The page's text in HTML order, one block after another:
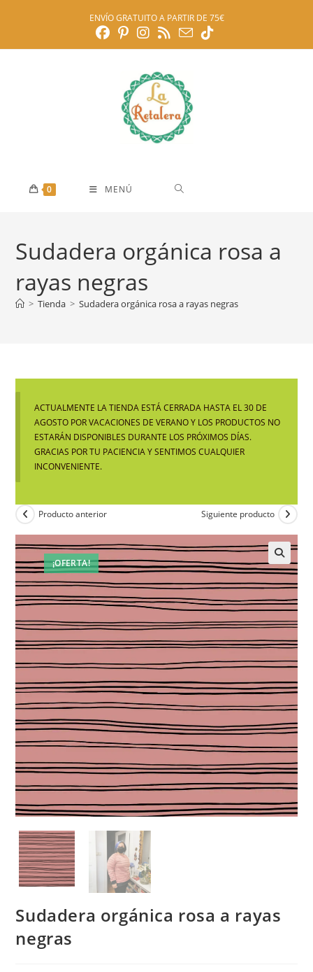
ENVÍO GRATUITO A PARTIR DE 75€
0 MENÚ
Sudadera orgánica rosa a
rayas negras
> Tienda > Sudadera orgánica rosa a rayas negras
ACTUALMENTE LA TIENDA ESTÁ CERRADA HASTA EL 30 DE
AGOSTO POR VACACIONES DE VERANO Y LOS PRODUCTOS NO
ESTARÁN DISPONIBLES DURANTE LOS PRÓXIMOS DÍAS.
GRACIAS POR TU PACIENCIA Y SENTIMOS CUALQUIER
INCONVENIENTE.
¡OFERTA!
Producto anterior Siguiente producto
🔍
Sudadera orgánica rosa a rayas
negras